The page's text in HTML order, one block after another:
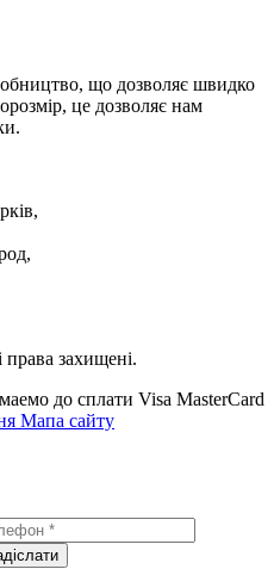
що дозволяє швидко
це дозволяє нам
захищені.
Мапа сайту